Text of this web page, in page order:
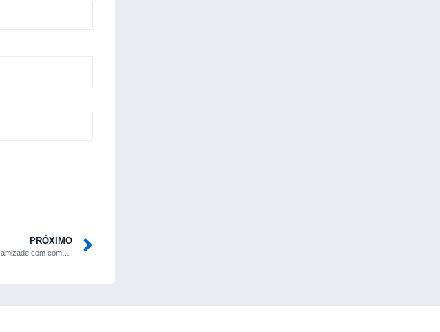
PRÓXIMO
Jogador do Knicks lança Mmotion, aplicativo de amizade com compartilhamento de localização